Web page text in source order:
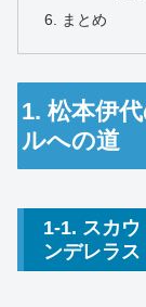
まとめ
1. 松本伊
ルへの道
1-1. スカ
ンデレラ